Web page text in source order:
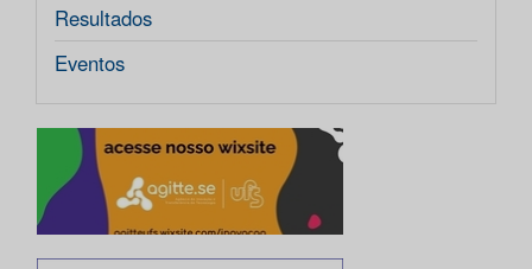
Resultados
Eventos